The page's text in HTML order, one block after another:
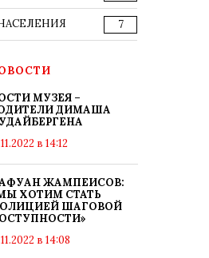
7
МУЗЕЯ –
ДИМАША
в 14:12
ЖАМПЕИСОВ:
ХОТИМ СТАТЬ
ШАГОВОЙ
в 14:08